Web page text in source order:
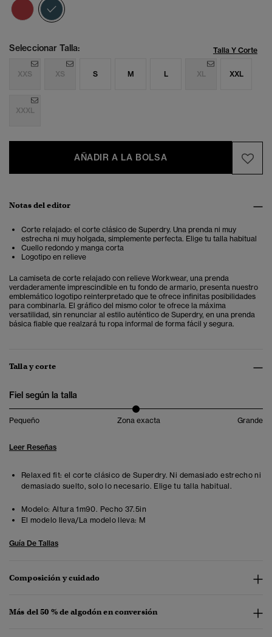
Seleccionar Talla: Talla Y Corte
XXS XS S M L XL XXL
XXXL
AÑADIR A LA BOLSA
Notas del editor
Corte relajado: el corte clásico de Superdry. Una prenda ni muy
estrecha ni muy holgada, simplemente perfecta. Elige tu talla habitual
Cuello redondo y manga corta
Logotipo en relieve
La camiseta de corte relajado con relieve Workwear, una prenda
verdaderamente imprescindible en tu fondo de armario, presenta nuestro
emblemático logotipo reinterpretado que te ofrece infinitas posibilidades
para combinarla. El gráfico del mismo color te ofrece la máxima
versatilidad, sin renunciar al estilo auténtico de Superdry, en una prenda
básica fiable que realzará tu ropa informal de forma fácil y segura.
Talla y corte
Fiel según la talla
Pequeño Zona exacta Grande
Leer Reseñas
Relaxed fit: el corte clásico de Superdry. Ni demasiado estrecho ni
demasiado suelto, solo lo necesario. Elige tu talla habitual.
Modelo: Altura 1m90. Pecho 37.5in
El modelo lleva/La modelo lleva: M
Guía De Tallas
Composición y cuidado
Más del 50 % de algodón en conversión